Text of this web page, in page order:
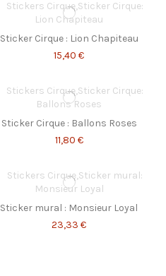
Sticker Cirque : Lion Chapiteau
15,40 €
Sticker Cirque : Ballons Roses
11,80 €
Sticker mural : Monsieur Loyal
23,33 €